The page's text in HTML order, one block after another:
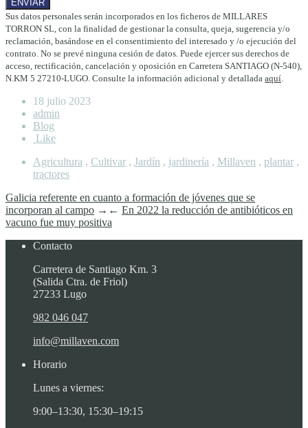
Sus datos personales serán incorporados en los ficheros de MILLARES
TORRON SL, con la finalidad de gestionar la consulta, queja, sugerencia y/o
reclamación, basándose en el consentimiento del interesado y /o ejecución del
contrato. No se prevé ninguna cesión de datos. Puede ejercer sus derechos de
acceso, rectificación, cancelación y oposición en Carretera SANTIAGO (N-540),
N.KM 5 27210-LUGO. Consulte la información adicional y detallada aquí.
18 julio 2023
admin
Blog
Like
Agricultura , Cultivar , Jardín , jardinería , Millaven , plantar ,
tractores
Galicia referente en cuanto a formación de jóvenes que se
incorporan al campo → ← En 2022 la reducción de antibióticos en
vacuno fue muy positiva
Contacto
Carretera de Santiago Km. 3
(Salida Ctra. de Friol)
27233 Lugo
982 046 047
info@millaven.com
Horario
Lunes a viernes:
9:00–13:30, 15:30–19:15